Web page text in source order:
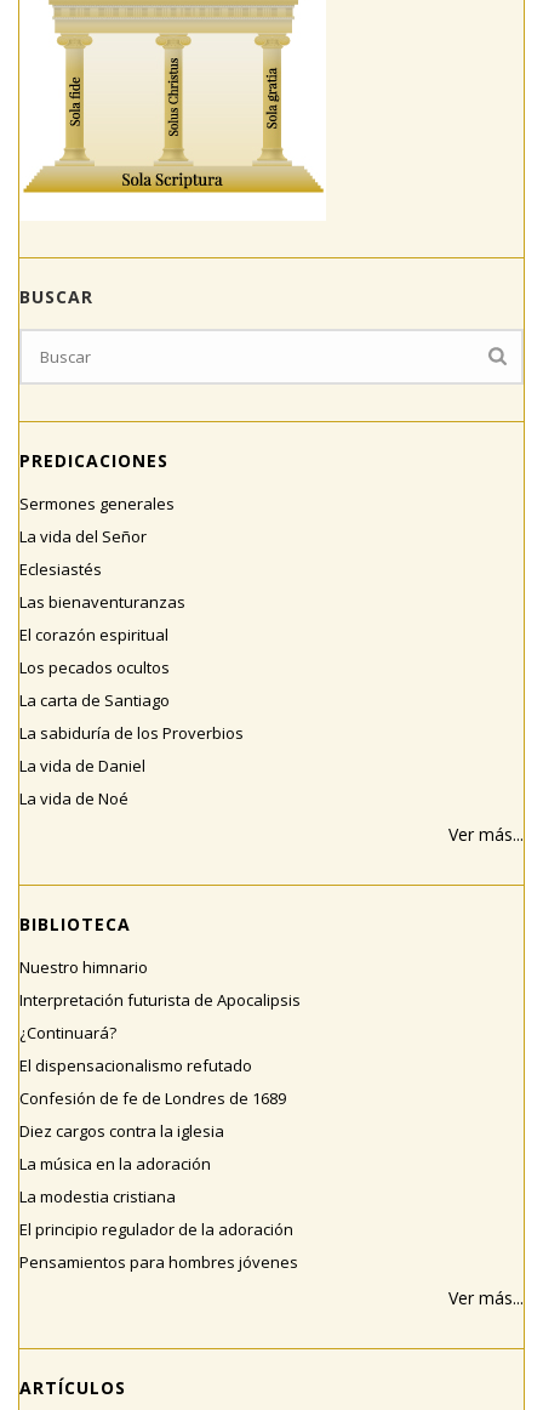
BUSCAR
PREDICACIONES
Sermones generales
La vida del Señor
Eclesiastés
Las bienaventuranzas
El corazón espiritual
Los pecados ocultos
La carta de Santiago
La sabiduría de los Proverbios
La vida de Daniel
La vida de Noé
Ver más...
BIBLIOTECA
Nuestro himnario
Interpretación futurista de Apocalipsis
¿Continuará?
El dispensacionalismo refutado
Confesión de fe de Londres de 1689
Diez cargos contra la iglesia
La música en la adoración
La modestia cristiana
El principio regulador de la adoración
Pensamientos para hombres jóvenes
Ver más...
ARTÍCULOS